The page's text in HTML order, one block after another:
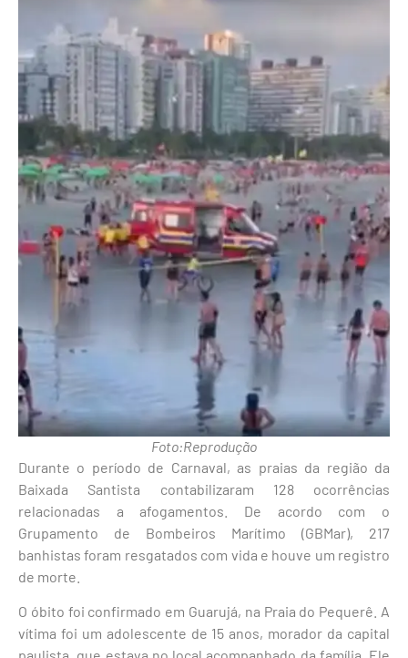
Foto:Reprodução
Durante o período de Carnaval, as praias da região da
Baixada Santista contabilizaram 128 ocorrências
relacionadas a afogamentos. De acordo com o
Grupamento de Bombeiros Marítimo (GBMar), 217
banhistas foram resgatados com vida e houve um registro
de morte.
O óbito foi confirmado em Guarujá, na Praia do Pequerê. A
vítima foi um adolescente de 15 anos, morador da capital